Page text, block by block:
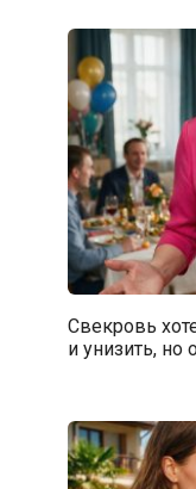
Свекровь
и унизить, но